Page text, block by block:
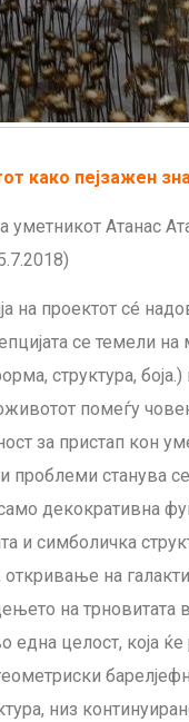
како пејзажен
уметникот Атанас
на проектот сé
се темели
структура,
помеѓу
за пристап кон
проблеми станува
декокративна
и симболичка
на
на трновитата
една целост, која
низ